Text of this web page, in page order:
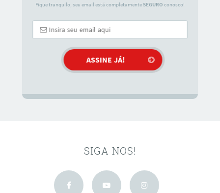
Fique tranquilo, seu email está completamente SEGURO conosco!
SIGA NOS!